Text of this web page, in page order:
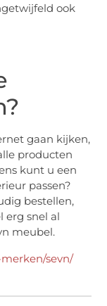
ook
gaan kijken,
producten
kunt u een
passen?
bestellen,
erg snel al
meubel.
sevn/